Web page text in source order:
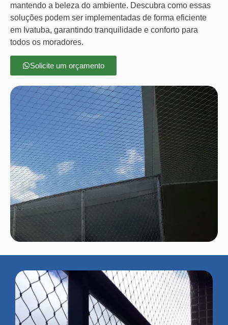
mantendo a beleza do ambiente. Descubra como essas
soluções podem ser implementadas de forma eficiente
em Ivatuba, garantindo tranquilidade e conforto para
todos os moradores.
Solicite um orçamento